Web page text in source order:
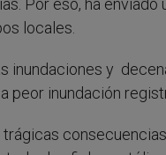
Por eso, ha
locales.
inundaciones y
peor inundación